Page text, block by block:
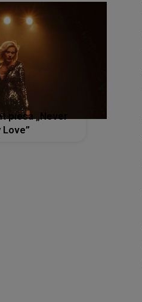
piesa „Never
Love”